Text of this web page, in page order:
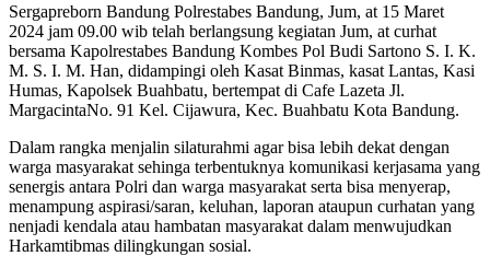
Sergapreborn Bandung Polrestabes Bandung, Jum, at 15 Maret
2024 jam 09.00 wib telah berlangsung kegiatan Jum, at curhat
bersama Kapolrestabes Bandung Kombes Pol Budi Sartono S. I. K.
M. S. I. M. Han, didampingi oleh Kasat Binmas, kasat Lantas, Kasi
Humas, Kapolsek Buahbatu, bertempat di Cafe Lazeta Jl.
MargacintaNo. 91 Kel. Cijawura, Kec. Buahbatu Kota Bandung.
Dalam rangka menjalin silaturahmi agar bisa lebih dekat dengan
warga masyarakat sehinga terbentuknya komunikasi kerjasama yang
senergis antara Polri dan warga masyarakat serta bisa menyerap,
menampung aspirasi/saran, keluhan, laporan ataupun curhatan yang
nenjadi kendala atau hambatan masyarakat dalam menwujudkan
Harkamtibmas dilingkungan sosial.